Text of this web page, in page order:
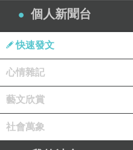
個人新聞台
快速發文
心情雜記
藝文欣賞
社會萬象